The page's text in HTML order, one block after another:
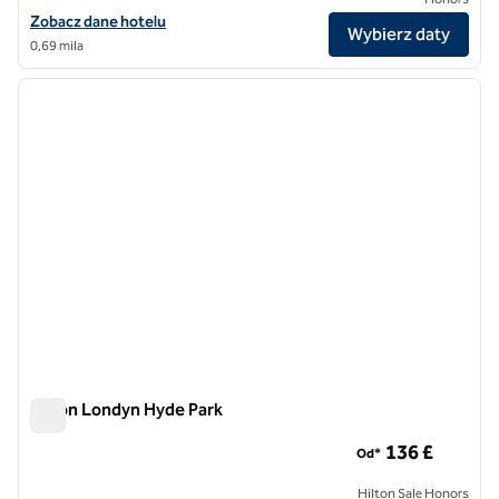
Zobacz szczegóły hotelu The Capital Hotel, Apartments &
Zobacz dane hotelu
0,69 mila
Wybierz daty
1/12
1 z 12
Hilton Londyn Hyde Park
Od* 136 £
Hilton Sale Honors